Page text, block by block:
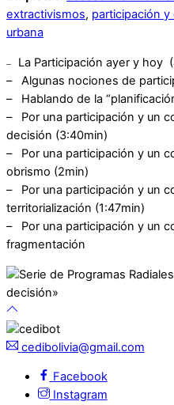
extractivismos, participación
urbana
– La Participación ayer y hoy
– Algunas nociones de
– Hablando de la
– Por una participación y un
decisión (3:40min)
– Por una participación y un
obrismo (2min)
– Por una participación y un
territorialización (1:47min)
– Por una participación y un
fragmentación
cedibolivia@gmail.com
Facebook
Instagram